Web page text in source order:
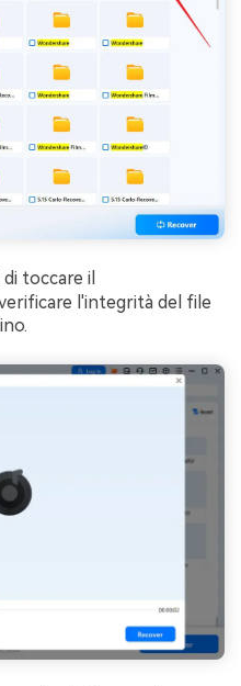
toccare il
l'integrità del file